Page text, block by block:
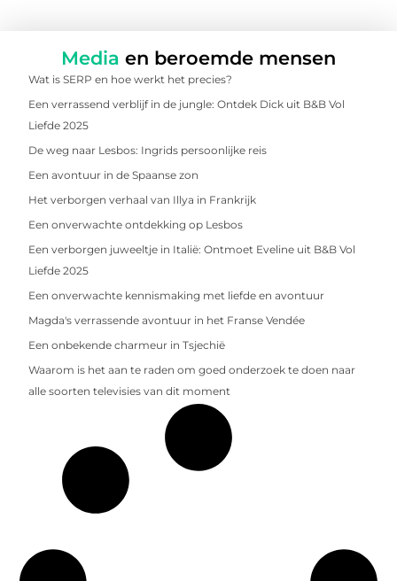
Media en beroemde mensen
Wat is SERP en hoe werkt het precies?
Een verrassend verblijf in de jungle: Ontdek Dick uit B&B Vol
Liefde 2025
De weg naar Lesbos: Ingrids persoonlijke reis
Een avontuur in de Spaanse zon
Het verborgen verhaal van Illya in Frankrijk
Een onverwachte ontdekking op Lesbos
Een verborgen juweeltje in Italië: Ontmoet Eveline uit B&B Vol
Liefde 2025
Een onverwachte kennismaking met liefde en avontuur
Magda's verrassende avontuur in het Franse Vendée
Een onbekende charmeur in Tsjechië
Waarom is het aan te raden om goed onderzoek te doen naar
alle soorten televisies van dit moment